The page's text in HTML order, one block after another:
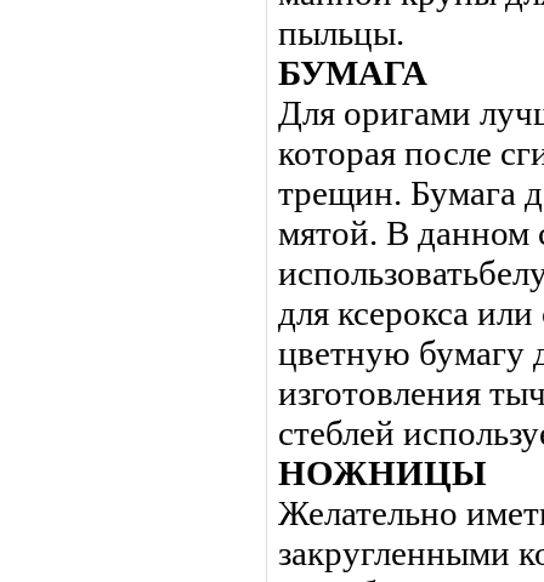
пыльцы.
БУМАГА
Для оригами
которая после
трещин. Бумага
мятой. В данном
для ксерокса
цветную бумагу
изготовления
стеблей
НОЖНИЦЫ
Желательно
закругленными